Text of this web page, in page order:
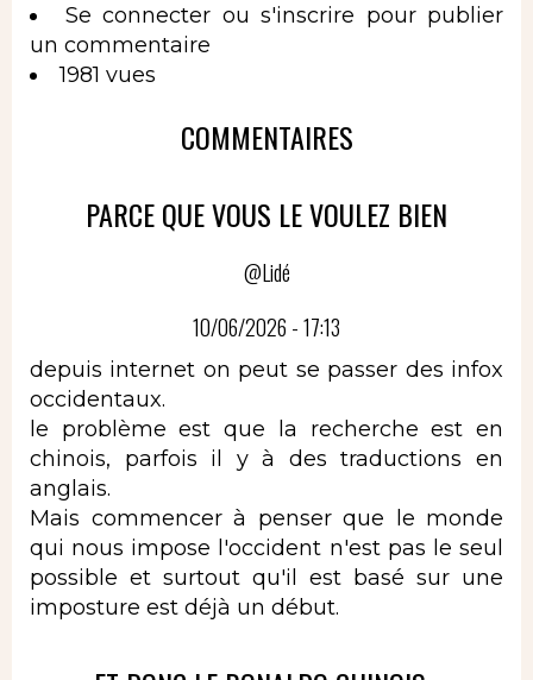
Se connecter ou s'inscrire pour publier
un commentaire
1981 vues
COMMENTAIRES
PARCE QUE VOUS LE VOULEZ BIEN
@Lidé
10/06/2026 - 17:13
depuis internet on peut se passer des infox
occidentaux.
le problème est que la recherche est en
chinois, parfois il y à des traductions en
anglais.
Mais commencer à penser que le monde
qui nous impose l'occident n'est pas le seul
possible et surtout qu'il est basé sur une
imposture est déjà un début.